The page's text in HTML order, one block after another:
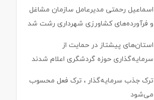
اسماعیل رحمتی مدیرعامل سازمان مشاغل
و فرآورده‌های کشاورزی شهرداری رشت شد
استان‌های پیشتاز در حمایت از
سرمایه‌گذاری حوزه گردشگری اعلام شدند
ترک جذب سرمایه‌گذار ، ترک فعل محسوب
می‌شود